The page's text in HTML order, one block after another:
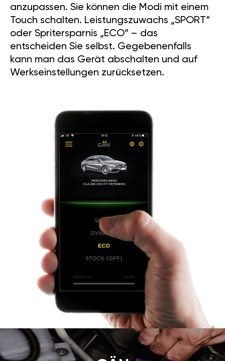
anzupassen. Sie können die Modi mit einem
Touch schalten. Leistungszuwachs „SPORT“
oder Spritersparnis „ECO“ – das
entscheiden Sie selbst. Gegebenenfalls
kann man das Gerät abschalten und auf
Werkseinstellungen zurücksetzen.